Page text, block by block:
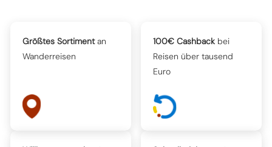
Größtes Sortimentan
Wanderreisen
100€ Cashback bei
Reisen über tausend
Euro